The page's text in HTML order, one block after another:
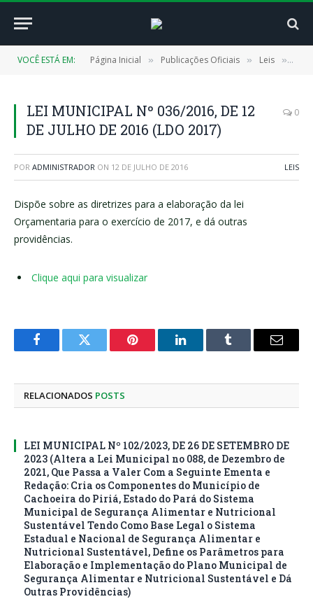
VOCÊ ESTÁ EM: Página Inicial » Publicações Oficiais » Leis »
LEI MUNICIPAL Nº 036/2016, DE 12
DE JULHO DE 2016 (LDO 2017)
0
POR ADMINISTRADOR ON 12 DE JULHO DE 2016 LEIS
Dispõe sobre as diretrizes para a elaboração da lei
Orçamentaria para o exercício de 2017, e dá outras
providências.
Clique aqui para visualizar
FacebookTwitter Pinterest LinkedInTumblr
E-
RELACIONADOS POSTS
LEI MUNICIPAL Nº 102/2023, DE 26 DE SETEMBRO DE
2023 (Altera a Lei Municipal no 088, de Dezembro de
2021, Que Passa a Valer Com a Seguinte Ementa e
Redação: Cria os Componentes do Município de
Cachoeira do Piriá, Estado do Pará do Sistema
Municipal de Segurança Alimentar e Nutricional
Sustentável Tendo Como Base Legal o Sistema
Estadual e Nacional de Segurança Alimentar e
Nutricional Sustentável, Define os Parâmetros para
Elaboração e Implementação do Plano Municipal de
Segurança Alimentar e Nutricional Sustentável e Dá
Outras Providências)